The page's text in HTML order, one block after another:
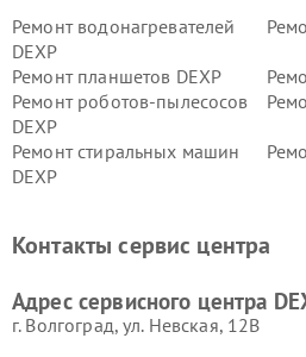
Ремонт водонагревателей
DEXP
Ремонт планшетов DEXP
Ремонт роботов-пылесосов
DEXP
Ремонт стиральных машин
DEXP
Ремонт серверов DEXP
Контакты сервис центра
Адрес сервисного центра
г. Волгоград, ул. Невская, 12В